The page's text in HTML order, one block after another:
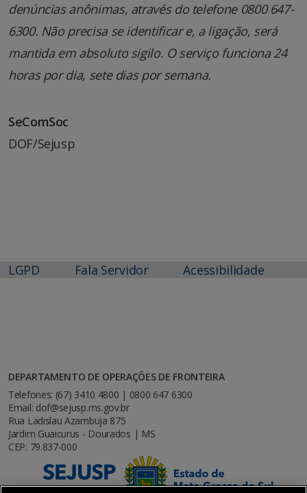
denúncias anônimas, através do telefone 0800 647-
6300. Não precisa se identificar e, a ligação, será
mantida em absoluto sigilo. O serviço funciona 24
horas por dia, sete dias por semana.
SeComSoc
DOF/Sejusp
LGPD Fala Servidor Acessibilidade
DEPARTAMENTO DE OPERAÇÕES DE FRONTEIRA
Telefones: (67) 3410 4800 | 0800 647 6300
Email: dof@sejusp.ms.gov.br
Rua Ladislau Azambuja 875
Jardim Guaicurus - Dourados | MS
CEP: 79.837-000